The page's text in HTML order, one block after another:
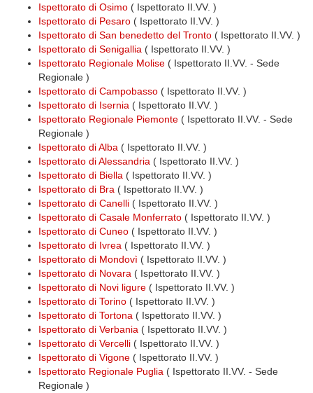
Ispettorato di Osimo ( Ispettorato II.VV. )
Ispettorato di Pesaro ( Ispettorato II.VV. )
Ispettorato di San benedetto del Tronto ( Ispettorato II.VV. )
Ispettorato di Senigallia ( Ispettorato II.VV. )
Ispettorato Regionale Molise ( Ispettorato II.VV. - Sede
Regionale )
Ispettorato di Campobasso ( Ispettorato II.VV. )
Ispettorato di Isernia ( Ispettorato II.VV. )
Ispettorato Regionale Piemonte ( Ispettorato II.VV. - Sede
Regionale )
Ispettorato di Alba ( Ispettorato II.VV. )
Ispettorato di Alessandria ( Ispettorato II.VV. )
Ispettorato di Biella ( Ispettorato II.VV. )
Ispettorato di Bra ( Ispettorato II.VV. )
Ispettorato di Canelli ( Ispettorato II.VV. )
Ispettorato di Casale Monferrato ( Ispettorato II.VV. )
Ispettorato di Cuneo ( Ispettorato II.VV. )
Ispettorato di Ivrea ( Ispettorato II.VV. )
Ispettorato di Mondovì ( Ispettorato II.VV. )
Ispettorato di Novara ( Ispettorato II.VV. )
Ispettorato di Novi ligure ( Ispettorato II.VV. )
Ispettorato di Torino ( Ispettorato II.VV. )
Ispettorato di Tortona ( Ispettorato II.VV. )
Ispettorato di Verbania ( Ispettorato II.VV. )
Ispettorato di Vercelli ( Ispettorato II.VV. )
Ispettorato di Vigone ( Ispettorato II.VV. )
Ispettorato Regionale Puglia ( Ispettorato II.VV. - Sede
Regionale )